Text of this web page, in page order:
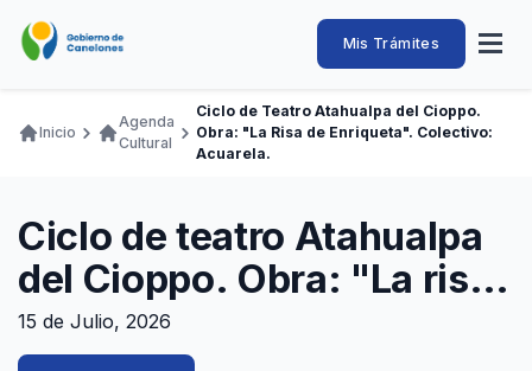
contenido
Intendencia
de
Canelones
Abrir
Navegación
Mis Trámites
Transparencia
Adquisiciones
Canelones Te Escucha
Teléfonos
Ruta
Inicio
Agenda
Cultural
Ciclo de Teatro Atahualpa del Cioppo.
Obra: "La Risa de Enriqueta". Colectivo:
Acuarela.
Ciclo de teatro Atahualpa
del Cioppo. Obra: "La risa
de Enriqueta". Colectivo:
15 de Julio, 2026